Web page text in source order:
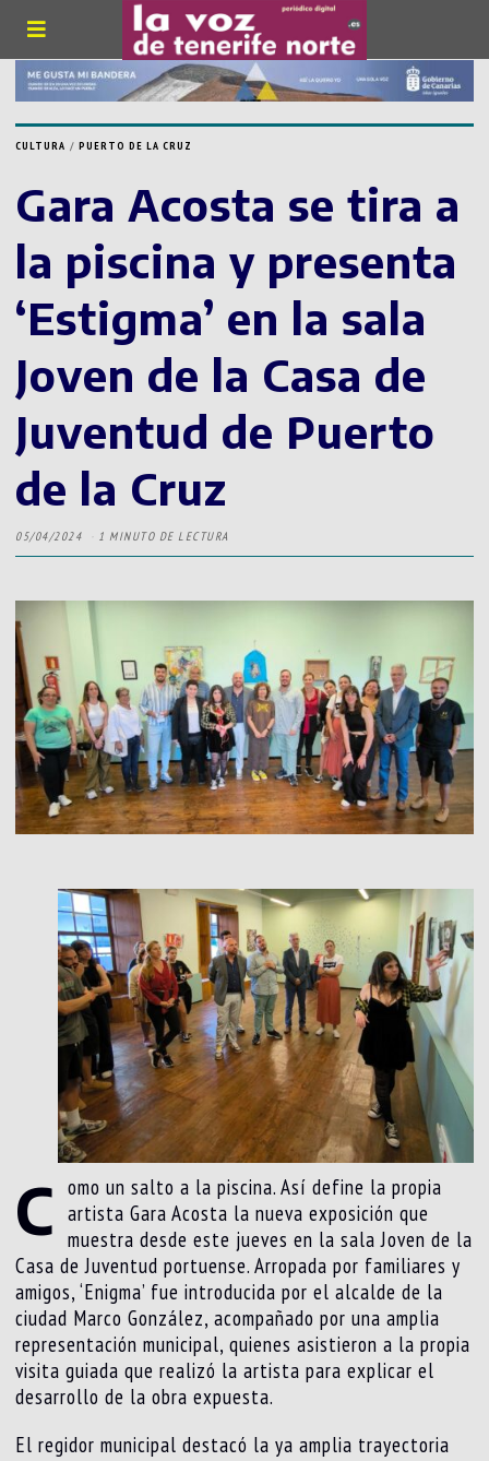
CULTURA / PUERTO DE LA CRUZ
Gara Acosta se tira a
la piscina y presenta
‘Estigma’ en la sala
Joven de la Casa de
Juventud de Puerto
de la Cruz
05/04/2024 1 MINUTO DE LECTURA
C omo un salto a la piscina. Así define la propia
artista Gara Acosta la nueva exposición que
muestra desde este jueves en la sala Joven de la
Casa de Juventud portuense. Arropada por familiares y
amigos, ‘Enigma’ fue introducida por el alcalde de la
ciudad Marco González, acompañado por una amplia
representación municipal, quienes asistieron a la propia
visita guiada que realizó la artista para explicar el
desarrollo de la obra expuesta.
El regidor municipal destacó la ya amplia trayectoria